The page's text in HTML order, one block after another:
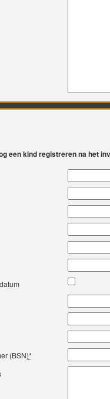
een kind registreren na het
(BSN)*